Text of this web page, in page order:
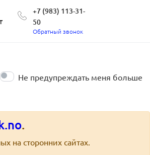
+7 (983) 113-31-
50
Обратный звонок
Не предупреждать меня больше
.
на сторонних сайтах.